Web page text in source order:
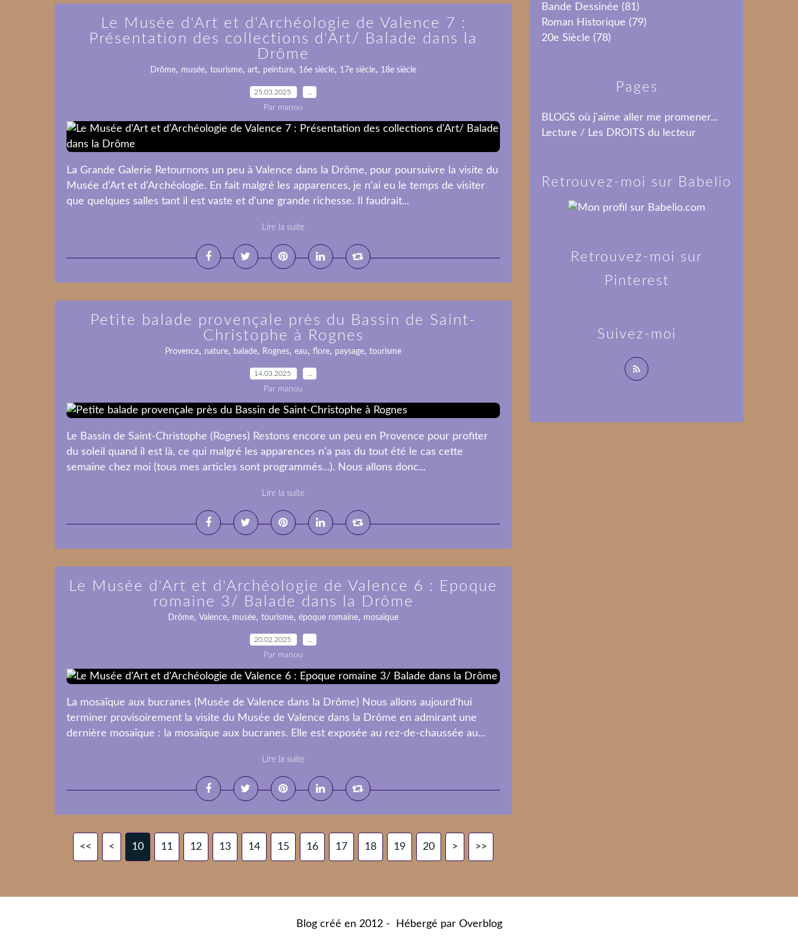
Le Musée d'Art et d'Archéologie de Valence 7 :
Présentation des collections d'Art/ Balade dans la
Drôme
Drôme, musée, tourisme, art, peinture, 16e siècle, 17e siècle, 18e siècle
25.03.2025
Par manou
La Grande Galerie Retournons un peu à Valence dans la Drôme, pour poursuivre la visite du
Musée d’Art et d’Archéologie. En fait malgré les apparences, je n’ai eu le temps de visiter
que quelques salles tant il est vaste et d'une grande richesse. Il faudrait...
Lire la suite
Petite balade provençale près du Bassin de Saint-
Christophe à Rognes
Provence, nature, balade, Rognes, eau, flore, paysage, tourisme
14.03.2025
Par manou
Le Bassin de Saint-Christophe (Rognes) Restons encore un peu en Provence pour profiter
du soleil quand il est là, ce qui malgré les apparences n'a pas du tout été le cas cette
semaine chez moi (tous mes articles sont programmés...). Nous allons donc...
Lire la suite
Le Musée d'Art et d'Archéologie de Valence 6 : Epoque
romaine 3/ Balade dans la Drôme
Drôme, Valence, musée, tourisme, époque romaine, mosaïque
20.02.2025
Par manou
La mosaïque aux bucranes (Musée de Valence dans la Drôme) Nous allons aujourd'hui
terminer provisoirement la visite du Musée de Valence dans la Drôme en admirant une
dernière mosaïque : la mosaïque aux bucranes. Elle est exposée au rez-de-chaussée au...
Lire la suite
<< < 10 11 12 13 14 15 16 17 18 19 20 30
40
50
60
70
80
90
100
> >>
Bande Dessinée (81)
Roman Historique (79)
20e Siècle (78)
Pages
BLOGS où j'aime aller me promener...
Lecture / Les DROITS du lecteur
Suivez-moi
Retrouvez-moi sur Babelio
Retrouvez-moi sur
Pinterest
Blog créé en 2012 - Hébergé par Overblog